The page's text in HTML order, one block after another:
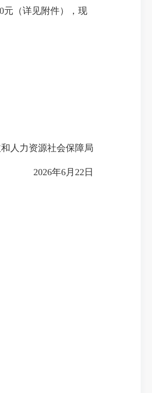
元（详见附件），现
力资源社会保障局
2026年6月22日